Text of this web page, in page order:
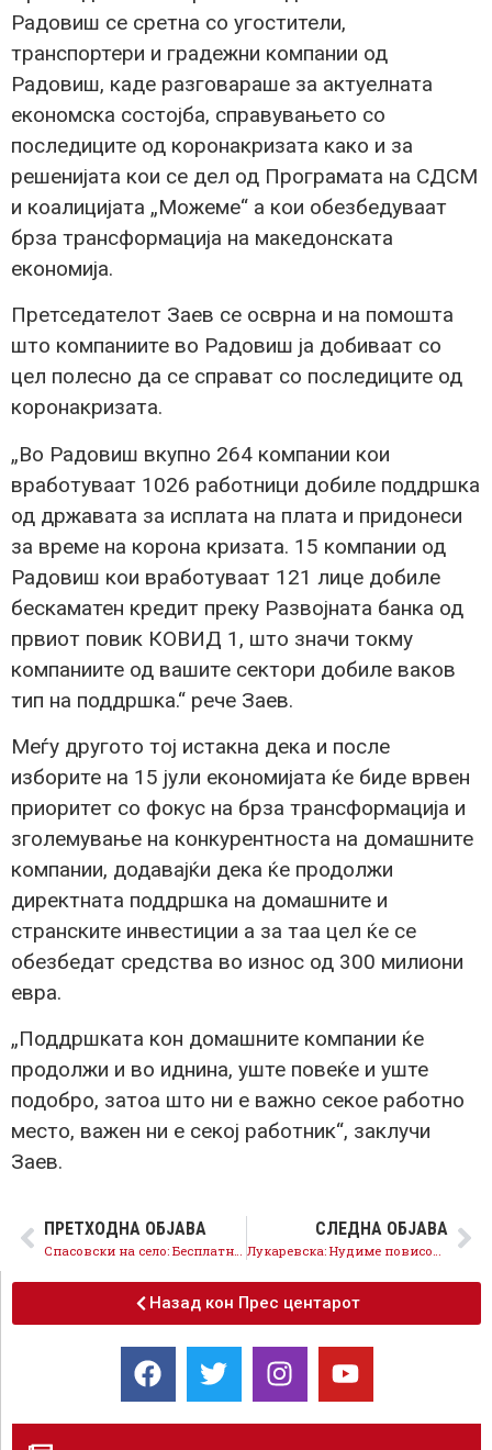
Радовиш се сретна со угостители,
транспортери и градежни компании од
Радовиш, каде разговараше за актуелната
економска состојба, справувањето со
последиците од коронакризата како и за
решенијата кои се дел од Програмата на СДСМ
и коалицијата „Можеме“ а кои обезбедуваат
брза трансформација на македонската
економија.
Претседателот Заев се осврна и на помошта
што компаниите во Радовиш ја добиваат со
цел полесно да се справат со последиците од
коронакризата.
„Во Радовиш вкупно 264 компании кои
вработуваат 1026 работници добиле поддршка
од државата за исплата на плата и придонеси
за време на корона кризата. 15 компании од
Радовиш кои вработуваат 121 лице добиле
бескаматен кредит преку Развојната банка од
првиот повик КОВИД 1, што значи токму
компаниите од вашите сектори добиле ваков
тип на поддршка.“ рече Заев.
Меѓу другото тој истакна дека и после
изборите на 15 јули економијата ќе биде врвен
приоритет со фокус на брза трансформација и
зголемување на конкурентноста на домашните
компании, додавајќи дека ќе продолжи
директната поддршка на домашните и
странските инвестиции а за таа цел ќе се
обезбедат средства во износ од 300 милиони
евра.
„Поддршката кон домашните компании ќе
продолжи и во иднина, уште повеќе и уште
подобро, затоа што ни е важно секое работно
место, важен ни е секој работник“, заклучи
Заев.
ПРЕТХОДНА ОБЈАВА СЛЕДНА ОБЈАВА
Назад кон Прес центарот